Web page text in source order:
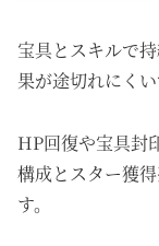
宝具とスキルで
果が途切れにくい
HP回復や宝具封
構成とスター獲
す。